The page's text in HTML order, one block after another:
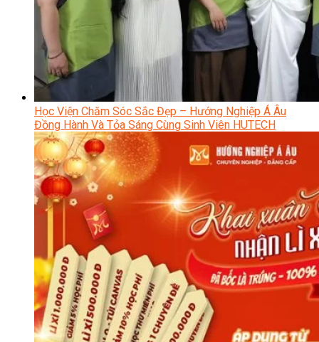
Học Viện Chăm Sóc Sắc Đẹp – Hướng Nghiệp Á Âu
Đồng Hành Và Tỏa Sáng Cùng Sinh Viên HUTECH